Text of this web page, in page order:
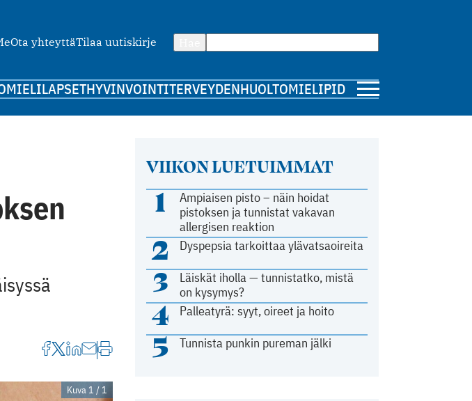
Ota yhteyttäTilaa uutiskirje
MIELILAPSETHYVINVOINTITERVEYDENHUOLTOMIELIPIDE
VIIKON LUETUIMMAT
1
Ampiaisen pisto – näin hoidat
pistoksen ja tunnistat vakavan
allergisen reaktion
2 Dyspepsia tarkoittaa ylävatsaoireita
3
Läiskät iholla — tunnistatko, mistä
on kysymys?
4 Palleatyrä: syyt, oireet ja hoito
5 Tunnista punkin pureman jälki
Kuva 1 / 1